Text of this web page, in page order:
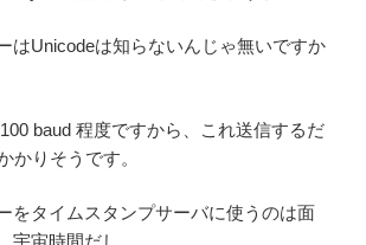
はUnicodeは知らないんじゃ無いですか
baud 程度ですから、これ送信するだ
かりそうです。
をタイムスタンプサーバに使うのは面